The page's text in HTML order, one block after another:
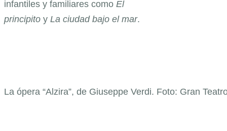
infantiles y familiares como El
principito y La ciudad bajo el mar.
La ópera “Alzira”, de Giuseppe Verdi. Foto: Gran